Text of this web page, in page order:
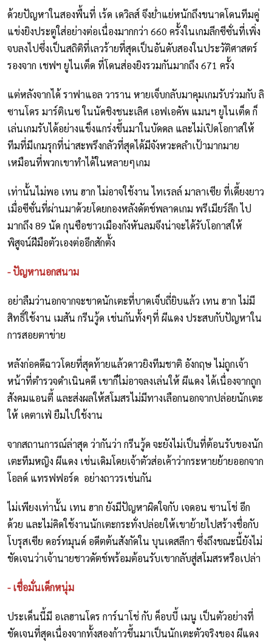
ด้วยปัญหาในสองพื้นที่ เร้ด เดวิลส์ จึงย่ำแย่หนักถึงขนาดโดนทีมคู่
แข่งยิงประตูใส่อย่างต่อเนื่องมากกว่า 660 ครั้งในเกมลีกซีซั่นที่เพิ่ง
จบลงไปซึ่งเป็นสถิติที่เลวร้ายที่สุดเป็นอันดับสองในประวัติศาสตร์
รองจาก เชฟฯ ยูไนเต็ด ที่โดนส่องยิงรวมกันมากถึง 671 ครั้ง
แต่หลังจากได้ ราฟาแอล วาราน หายเจ็บกลับมาคุมเกมรับร่วมกับ ลิ
ซานโดร มาร์ติเนซ ในนัดชิงชนะเลิศ เอฟเอคัพ แมนฯ ยูไนเต็ด ก็
เล่นเกมรับได้อย่างแข็งแกร่งขึ้นมาในบัดดล และไม่เปิดโอกาสให้
ทีมที่มีเกมรุกที่น่าสะพรึงกลัวที่สุดได้มีจังหวะคลำเป้ามากมาย
เหมือนที่พวกเขาทำได้ในหลายๆเกม
เท่านั้นไม่พอ เทน ฮาก ไม่อาจใช้งาน ไทเรลล์ มาลาเซีย ที่เดี้ยงยาว
เมื่อซีซั่นที่ผ่านมาด้วยโดยกองหลังดัตช์พลาดเกม พรีเมียร์ลีก ไป
มากถึง 89 นัด กุนซือชาวเมืองกังหันลมจึงน่าจะได้รับโอกาสให้
พิสูจน์ฝีมือตัวเองต่ออีกสักตั้ง
- ปัญหานอกสนาม
อย่าลืมว่านอกจากจะขาดนักเตะที่บาดเจ็บถี่ยิบแล้ว เทน ฮาก ไม่มี
สิทธิ์ใช้งาน เมสัน กรีนวู้ด เช่นกันทั้งๆที่ ผีแดง ประสบกับปัญหาใน
การสอยตาข่าย
หลังก่อคดีฉาวโดยที่สุดท้ายแล้วดาวยิงทีมชาติ อังกฤษ ไม่ถูกเจ้า
หน้าที่ตำรวจดำเนินคดี เขาก็ไม่อาจลงเล่นให้ ผีแดง ได้เนื่องจากถูก
สังคมแอนตี้ และส่งผลให้สโมสรไม่มีทางเลือกนอกจากปล่อยนักเตะ
ให้ เคตาเฟ่ ยืมไปใช้งาน
จากสถานการณ์ล่าสุด ว่ากันว่า กรีนวู้ด จะยังไม่เป็นที่ต้อนรับของนัก
เตะทีมหญิง ผีแดง เช่นเดิมโดยเจ้าตัวส่อเค้าว่ากระหายย้ายออกจาก
โอลด์ แทรฟฟอร์ด อย่างถาวรเช่นกัน
ไม่เพียงเท่านั้น เทน ฮาก ยังมีปัญหาผิดใจกับ เจดอน ซานโช่ อีก
ด้วย และไม่คิดใช้งานนักเตะกระทั่งปล่อยให้เขาย้ายไปสร้างชื่อกับ
โบรุสเซีย ดอร์ทมุนด์ อดีตต้นสังกัดใน บุนเดสลีกา ซึ่งถึงขณะนี้ยังไม่
ชัดเจนว่าเจ้านายชาวดัตช์พร้อมต้อนรับเขากลับสู่สโมสรหรือเปล่า
- เชื่อมั่นเด็กหนุ่ม
ประเด็นนี้มี อเลฮานโดร การ์นาโช่ กับ ค็อบบี้ เมนู เป็นตัวอย่างที่
ชัดเจนที่สุดเนื่องจากทั้งสองก้าวขึ้นมาเป็นนักเตะตัวจริงของ ผีแดง